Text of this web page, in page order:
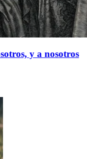
y a nosotros